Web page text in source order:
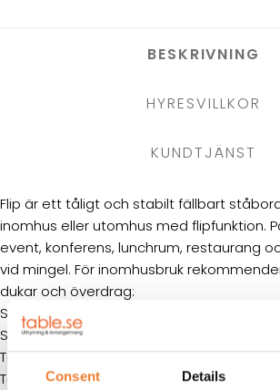
Consent Details
BESKRIVNING
HYRESVILLKOR
KUNDTJÄNST
Flip är ett tåligt och stabilt fällbart
inomhus eller utomhus med flipfunktion.
event, konferens, lunchrum, restaurang
vid mingel. För inomhusbruk
dukar och överdrag:
Ståbordstrumpa vit
Ståbordsstrumpa svart
Toppduk vitart.nr. 1770
Toppduk svartart.nr. 1791